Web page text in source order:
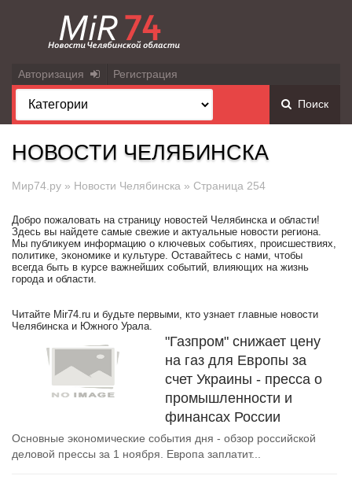
Авторизация Регистрация
Поиск
НОВОСТИ ЧЕЛЯБИНСКА
Мир74.ру » Новости Челябинска » Страница 254
Добро пожаловать на страницу новостей Челябинска и области!
Здесь вы найдете самые свежие и актуальные новости региона.
Мы публикуем информацию о ключевых событиях, происшествиях,
политике, экономике и культуре. Оставайтесь с нами, чтобы
всегда быть в курсе важнейших событий, влияющих на жизнь
города и области.
Читайте Mir74.ru и будьте первыми, кто узнает главные новости
Челябинска и Южного Урала.
"Газпром" снижает цену
на газ для Европы за
счет Украины - пресса о
промышленности и
финансах России
Основные экономические события дня - обзор российской
деловой прессы за 1 ноября. Европа заплатит...